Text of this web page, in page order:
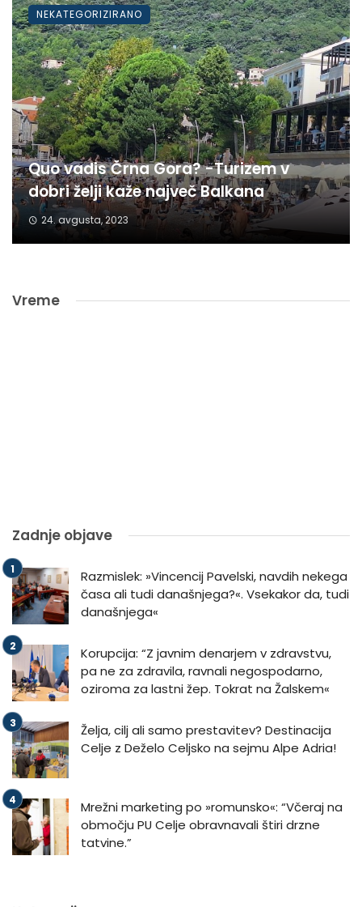
Quo vadis Črna Gora? -Turizem v
dobri želji kaže največ Balkana
24. avgusta, 2023
NEKATEGORIZIRANO
Vreme
Zadnje objave
Razmislek: »Vincencij Pavelski, navdih nekega
časa ali tudi današnjega?«. Vsekakor da, tudi
današnjega«
Korupcija: “Z javnim denarjem v zdravstvu,
pa ne za zdravila, ravnali negospodarno,
oziroma za lastni žep. Tokrat na Žalskem«
Želja, cilj ali samo prestavitev? Destinacija
Celje z Deželo Celjsko na sejmu Alpe Adria!
Mrežni marketing po »romunsko«: “Včeraj na
območju PU Celje obravnavali štiri drzne
tatvine.”